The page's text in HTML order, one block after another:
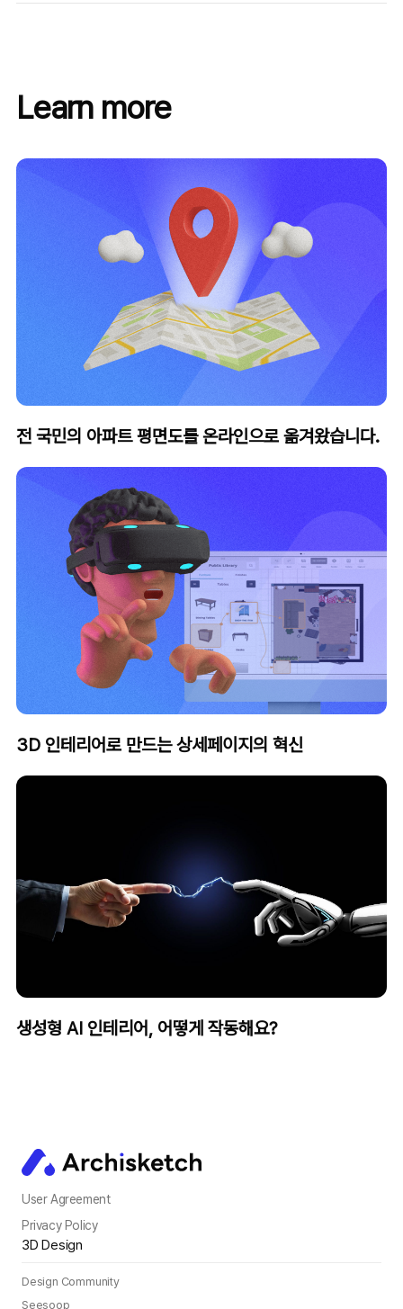
Learn more
전 국민의 아파트 평면도를 온라인으로 옮겨왔습니다.
3D 인테리어로 만드는 상세페이지의 혁신
생성형 AI 인테리어, 어떻게 작동해요?
3D interior
User Agreement
Privacy Policy
3D Design
Design Community
Seesoop